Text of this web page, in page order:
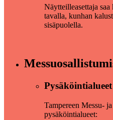
Näytteilleasettaja saa
tavalla, kunhan
sisäpuolella.
Tampereen Messu-
pysäköintialueet: